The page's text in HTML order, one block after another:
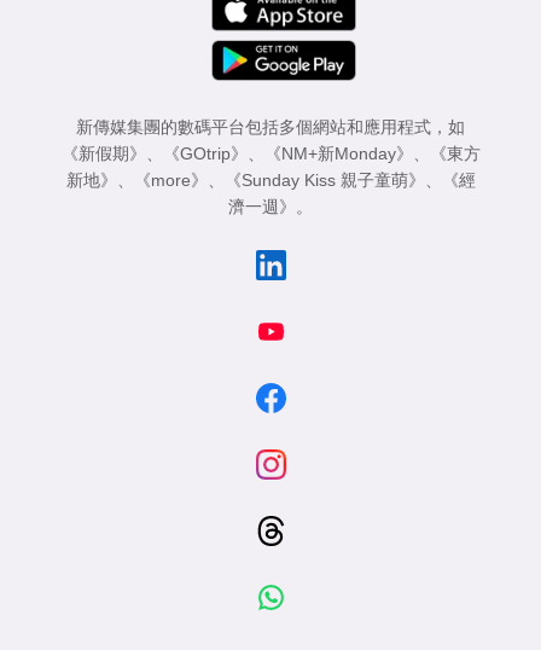
新傳媒集團的數碼平台包括多個網站和應用程式，如
《新假期》
《GOtrip》 《NM+新Monday》
《東方
新地》
《more》 《Sunday Kiss 親子童萌》
《經
濟一週》
。